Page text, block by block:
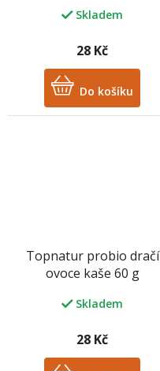
Skladem
28 Kč
Do košíku
Topnatur probio dračí
ovoce kaše 60 g
Skladem
28 Kč